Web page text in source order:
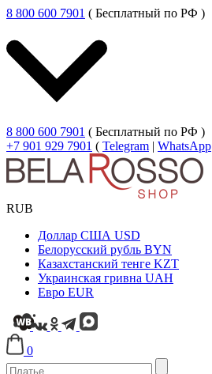
8 800 600 7901 ( Бесплатный по РФ )
8 800 600 7901 ( Бесплатный по РФ )
+7 901 929 7901 ( Telegram | WhatsApp
RUB
Доллар США USD
Белорусский рубль BYN
Казахстанский тенге KZT
Украинская гривна UAH
Евро EUR
0